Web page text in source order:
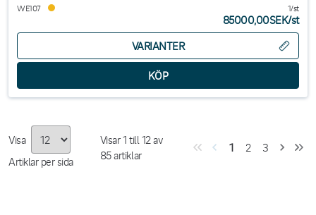
WE107 1/st
85000,00SEK/st
VARIANTER
Visa
Artiklar per sida
Visar1 till 12av
85artiklar
1 2 3